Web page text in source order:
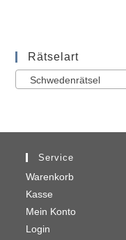
Rätselart
Schwedenrätsel
Service
Warenkorb
Kasse
Mein Konto
Login